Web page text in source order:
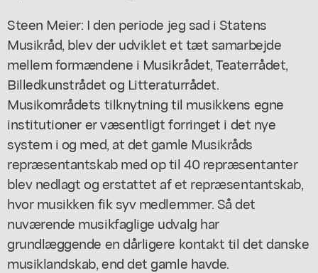
Steen Meier: I den periode jeg sad i Statens
Musikråd, blev der udviklet et tæt samarbejde
mellem formændene i Musikrådet, Teaterrådet,
Billedkunstrådet og Litteraturrådet.
Musikområdets tilknytning til musikkens egne
institutioner er væsentligt forringet i det nye
system i og med, at det gamle Musikråds
repræsentantskab med op til 40 repræsentanter
blev nedlagt og erstattet af et repræsentantskab,
hvor musikken fik syv medlemmer. Så det
nuværende musikfaglige udvalg har
grundlæggende en dårligere kontakt til det danske
musiklandskab, end det gamle havde.